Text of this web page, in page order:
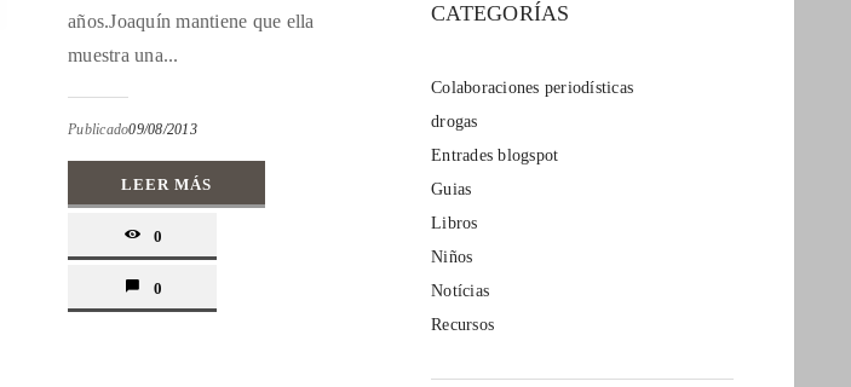
años.Joaquín mantiene que ella
muestra una...
Publicado09/08/2013
LEER MÁS
0
0
CATEGORÍAS
Colaboraciones periodísticas
drogas
Entrades blogspot
Guias
Libros
Niños
Notícias
Recursos